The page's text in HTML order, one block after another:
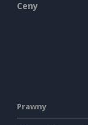
Ceny
Prawny